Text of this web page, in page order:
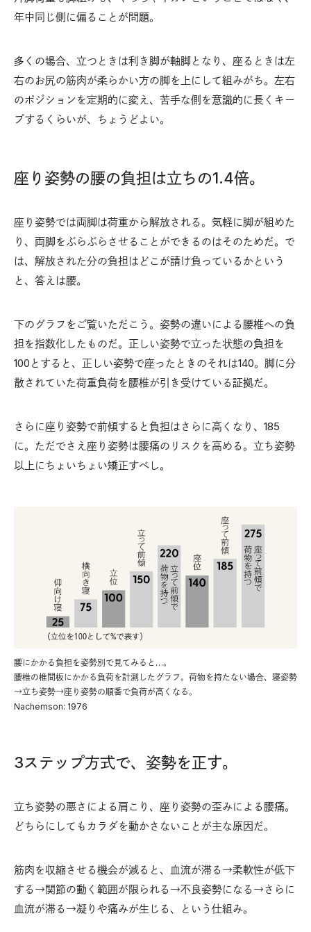
年中同じ側に偏ることが問題。
多くの場合、立つときは利き脚が軸脚となり、座るときは左
右のお尻の筋肉が柔らかい方の脚を上にして組みがち。左右
のポジションを定期的に変え、苦手な側を意識的に長くキー
プするくらいが、ちょうどよい。
座り姿勢の腰の負担は立ちの1.4倍。
座り姿勢では両脚は荷重から解放される。気軽に脚が組めた
り、両脚をぶらぶらさせることができるのはそのためだ。で
は、解放された分の負担はどこが請け負っているかという
と、答えは腰。
下のグラフをご覧いただこう。姿勢の違いによる腰椎への負
担を指数化したものだ。正しい姿勢で立った状態の負担を
100とすると、正しい姿勢で座ったときのそれは140。脚に分
散されていた荷重負荷を腰椎が引き受けている証拠だ。
さらに座り姿勢で前傾すると負担はさらに高くなり、185
に。ただでさえ座り姿勢は腰痛のリスクを高める。立ち姿勢
以上にちょいちょい矯正すべし。
腰にかかる負担を姿勢別で見てみると…。
腰椎の椎間板にかかる負荷を計測したグラフ。荷物を持たない場合、寝姿勢
→立ち姿勢→座り姿勢の順番で負荷が高くなる。
Nachemson: 1976
3ステップ方式で、姿勢を正す。
立ち姿勢の悪さによる肩こり、座り姿勢の歪みによる腰痛。
どちらにしてもカラダを動かさないことが主な原因だ。
筋肉を収縮させる機会が減ると、血流が滞る→柔軟性が低下
する→関節の動く範囲が限られる→不良姿勢になる→さらに
血流が滞る→凝りや痛みが生じる、という仕組み。